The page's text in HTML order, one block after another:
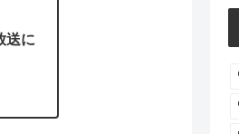
送に